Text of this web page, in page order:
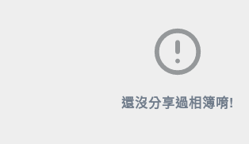
還沒分享過相簿唷!